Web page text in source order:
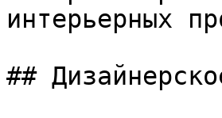
интерьерных
##